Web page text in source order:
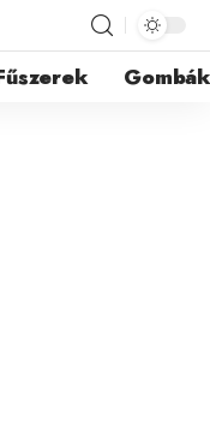
Gombák